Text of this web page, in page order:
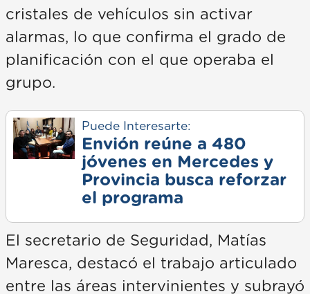
cristales de vehículos sin activar
alarmas, lo que confirma el grado de
planificación con el que operaba el
grupo.
Puede Interesarte:
Envión reúne a 480
jóvenes en Mercedes y
Provincia busca reforzar
el programa
El secretario de Seguridad, Matías
Maresca, destacó el trabajo articulado
entre las áreas intervinientes y subrayó